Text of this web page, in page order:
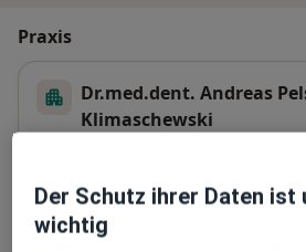
Praxis
Dr.med.dent. Andreas
Klimaschewski
Der Schutz ihrer Daten ist
wichtig